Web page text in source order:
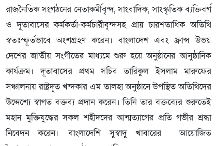
রাজনৈতিক সংগঠনের নেতাকর্মীবৃন্দ, সাংবাদিক, সাংস্কৃতিক ব্যক্তিবর্গ
ও দূতাবাসের কর্মকর্তা-কর্মচারীবৃন্দসহ প্রায় চারশতাধিক অতিথি
স্বতঃস্ফূর্তভাবে অংশগ্রহণ করেন। বাংলাদেশ এবং ফ্রান্স উভয়
দেশের জাতীয় সংগীতের মাধ্যমে শুরু হয়ে অনুষ্ঠানের আনুষ্ঠানিক
কার্যক্রম। দূতাবাসের প্রথম সচিব তারিকুল ইসলাম মারুফের
সঞ্চালনায় রাষ্ট্রদূত খন্দকার এম তালহা অনুষ্ঠানে উপস্থিত অতিথিদের
উদ্দেশ্যে স্বাগত বক্তব্য প্রদান করেন। তিনি তার বক্তব্যের শুরুতেই
মহান মুক্তিযুদ্ধের সকল শহীদদের আন্মত্যাগের প্রতি গভীর শ্রদ্ধা
নিবেদন করেন। বাংলাদেশি সুস্বাদু খাবারের আয়োজিত